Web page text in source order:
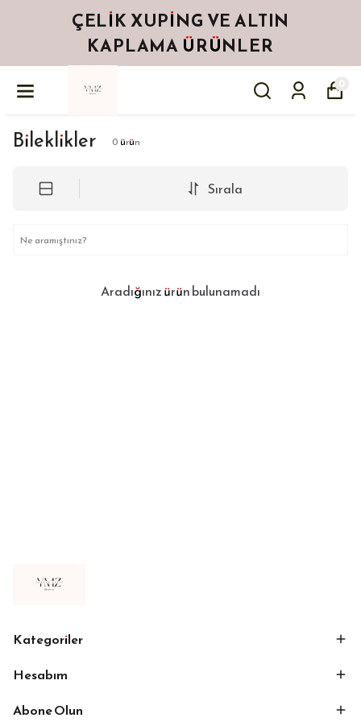
ÇELIK XUPING VE ALTIN
KAPLAMA ÜRÜNLER
Bileklikler 0 ürün
Sırala
Aradığınız ürün bulunamadı
Kategoriler
Hesabım
Abone Olun